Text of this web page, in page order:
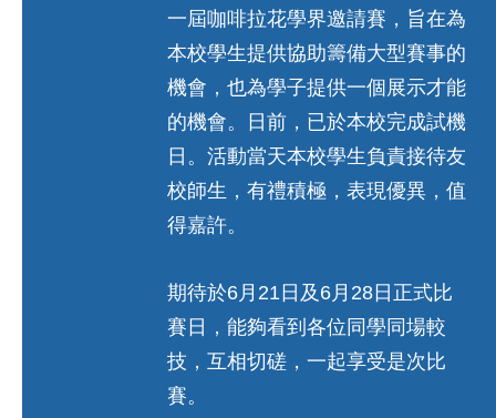
一屆咖啡拉花學界邀請賽，旨在為
本校學生提供協助籌備大型賽事的
機會，也為學子提供一個展示才能
的機會。日前，已於本校完成試機
日。活動當天本校學生負責接待友
校師生，有禮積極，表現優異，值
得嘉許。
期待於6月21日及6月28日正式比
賽日，能夠看到各位同學同場較
技，互相切磋，一起享受是次比
賽。